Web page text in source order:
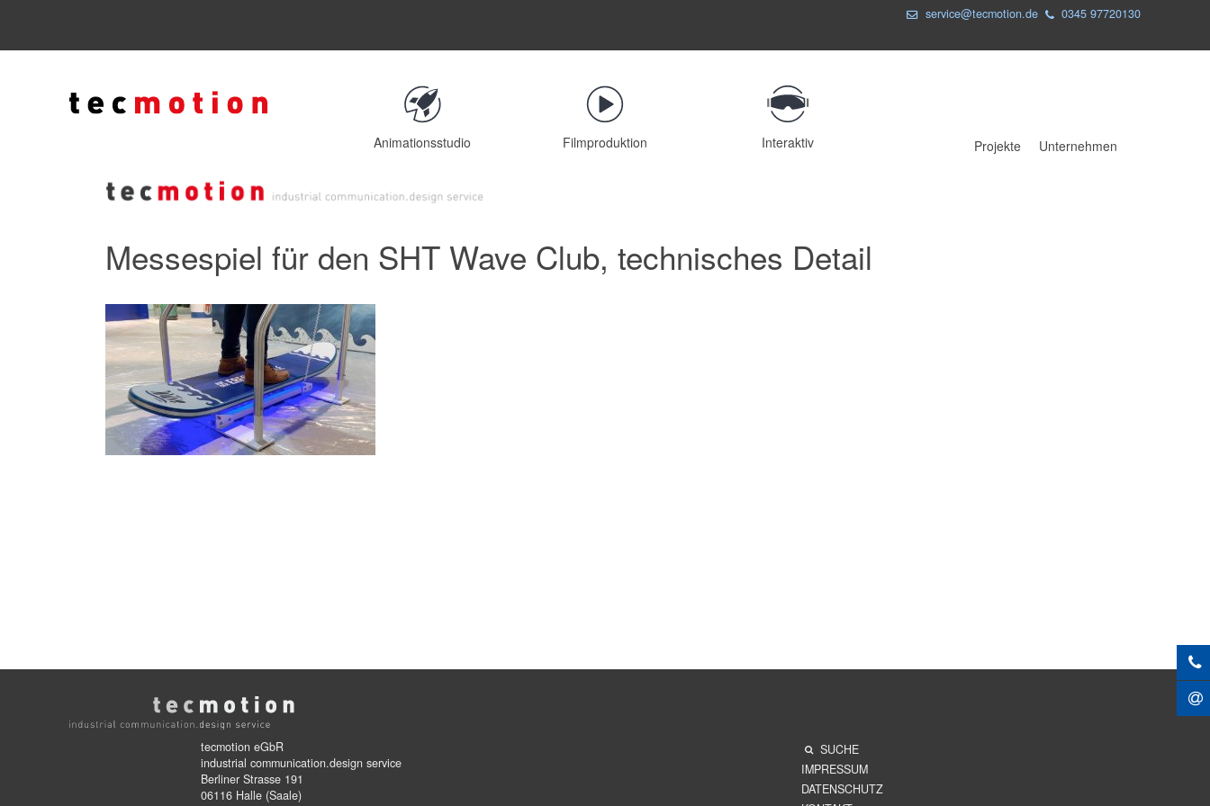
0345 97720130
service@tecmotion.de
Animationsstudio Filmproduktion Interaktiv Projekte Unternehmen
Messespiel für den SHT Wave Club, technisches Detail
tecmotion eGbR
industrial communication.design service
Berliner Strasse 191
06116 Halle (Saale)
SUCHE
IMPRESSUM
DATENSCHUTZ